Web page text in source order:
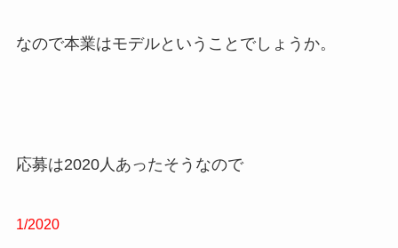
なので本業はモデルということでしょうか。
応募は2020人あったそうなので
1/2020